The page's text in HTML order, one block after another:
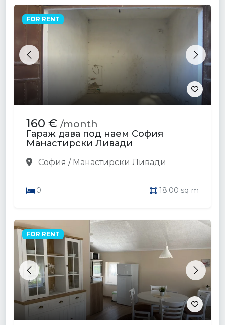
Previous Next
FOR RENT
160 € /month
Гараж дава под наем София
Манастирски Ливади
София / Манастирски Ливади
0 18.00 sq m
Previous Next
FOR RENT